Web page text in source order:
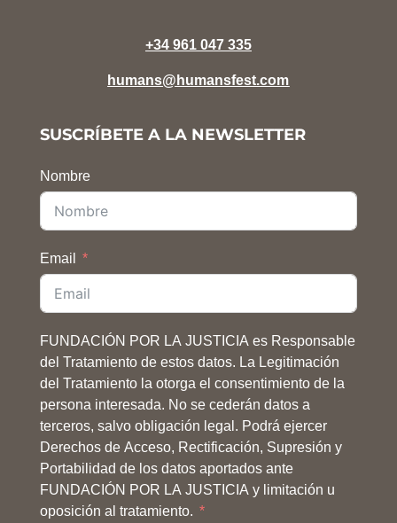
+34 961 047 335
humans@humansfest.com
SUSCRÍBETE A LA NEWSLETTER
Nombre
Email
FUNDACIÓN POR LA JUSTICIA es Responsable
del Tratamiento de estos datos. La Legitimación
del Tratamiento la otorga el consentimiento de la
persona interesada. No se cederán datos a
terceros, salvo obligación legal. Podrá ejercer
Derechos de Acceso, Rectificación, Supresión y
Portabilidad de los datos aportados ante
FUNDACIÓN POR LA JUSTICIA y limitación u
oposición al tratamiento.